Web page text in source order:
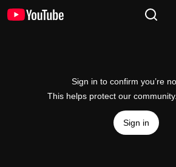
Sign in to confirm you’re
This helps protect our community.
Sign in